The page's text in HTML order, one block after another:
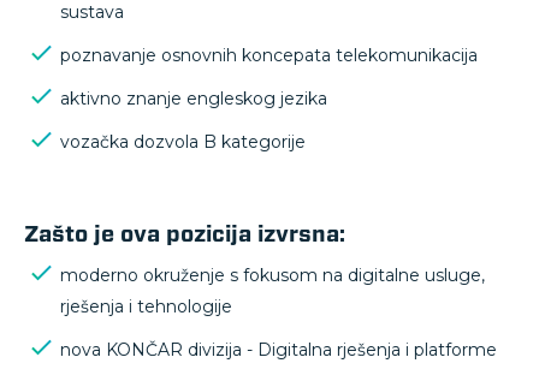
sustava
poznavanje osnovnih koncepata telekomunikacija
aktivno znanje engleskog jezika
vozačka dozvola B kategorije
Zašto je ova pozicija izvrsna:
moderno okruženje s fokusom na digitalne usluge,
rješenja i tehnologije
nova KONČAR divizija - Digitalna rješenja i platforme